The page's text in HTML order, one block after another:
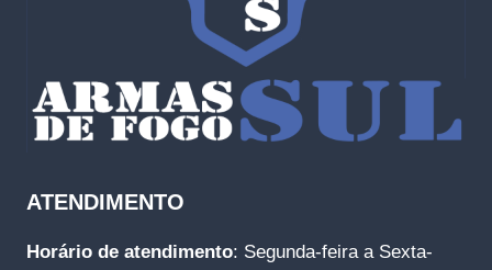
ATENDIMENTO
Horário de atendimento: Segunda-feira a Sexta-